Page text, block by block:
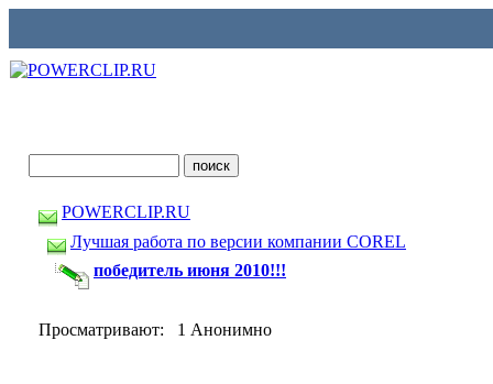
POWERCLIP.RU
Лучшая работа по версии компании COREL
победитель июня 2010!!!
Просматривают: 1 Анонимно